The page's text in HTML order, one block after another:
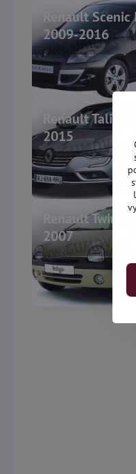
Renault Scenic
2009-2016
Renault
2015
Renault
2007